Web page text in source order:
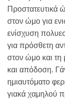
Προστατευτικά
στον ώμο για
ενίσχυση
για πρόσθετη
στον ώμο και τη
και απόδοση.
ημιαυτόματο
γιακά χαμηλού